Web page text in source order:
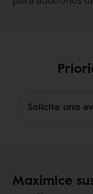
Maximice